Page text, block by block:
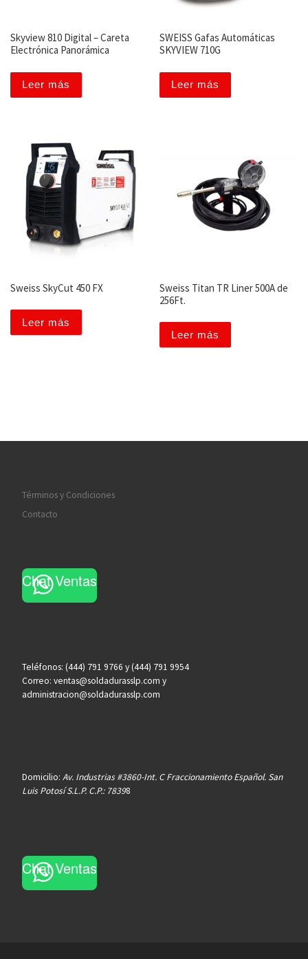
Skyview 810 Digital – Careta
Electrónica Panorámica
Leer más
SWEISS Gafas Automáticas
SKYVIEW 710G
Leer más
Sweiss SkyCut 450 FX
Leer más
Sweiss Titan TR Liner 500A de
256Ft.
Leer más
Términos y Condiciones
Contacto
Chat Ventas
Teléfonos: (444) 791 9766 y (444) 791 9954
Correo: ventas@soldadurasslp.com y
administracion@soldadurasslp.com
Domicilio: Av. Industrias #3860-Int. C Fraccionamiento Español. San
Luis Potosí S.L.P. C.P.: 78398
Chat Ventas